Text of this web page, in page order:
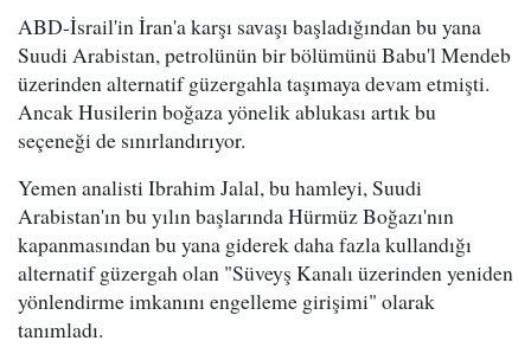
ABD-İsrail'in İran'a karşı savaşı başladığından bu yana
Suudi Arabistan, petrolünün bir bölümünü Babu'l Mendeb
üzerinden alternatif güzergahla taşımaya devam etmişti.
Ancak Husilerin boğaza yönelik ablukası artık bu
seçeneği de sınırlandırıyor.
Yemen analisti Ibrahim Jalal, bu hamleyi, Suudi
Arabistan'ın bu yılın başlarında Hürmüz Boğazı'nın
kapanmasından bu yana giderek daha fazla kullandığı
alternatif güzergah olan "Süveyş Kanalı üzerinden yeniden
yönlendirme imkanını engelleme girişimi" olarak
tanımladı.